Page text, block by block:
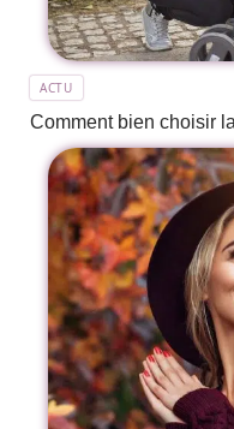
ACTU
Comment bien choisir